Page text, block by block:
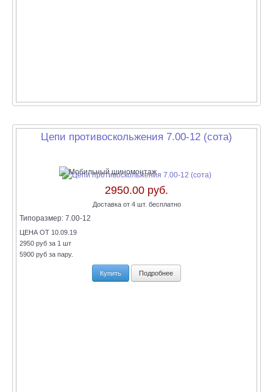
Цепи противоскольжения 7.00-12 (сота)
2950.00 руб.
Доставка от 4 шт. бесплатно
Типоразмер: 7.00-12
ЦЕНА ОТ 10.09.19
2950 руб за 1 шт
5900 руб за пару.
Купить Подробнее